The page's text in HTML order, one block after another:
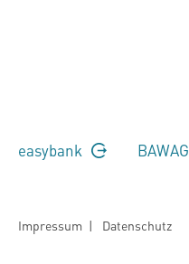
easybank BAWAG
Impressum | Datenschutz